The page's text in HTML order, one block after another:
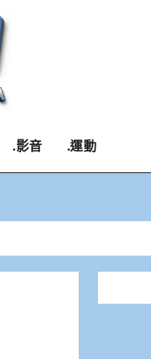
.影音 .運動